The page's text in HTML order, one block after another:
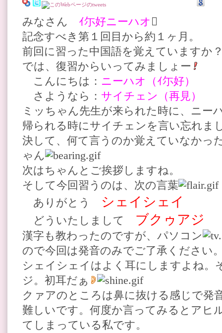
みなさん ｲ尓好ニーハオ 
記念すべき第１回目から約１ヶ月。
前回に習った中国語を覚えていますか
では、復習からいってみましょー
こんにちは： ニーハオ（ｲ尓好）
さようなら： サイチェン（再見）
ミッちゃん先生が来られた時に、ニー
帰られる時にサイチェンを言い忘れま
決して、何て言うのか覚えていなかっ
ゃん
次はちゃんとご挨拶しますね。
そして今回習うのは、次の言葉
ありがとう
シェイシェイ
どういたしまして ブクゥアジ
漢字も教わったのですが、パソコン
ので今回は発音のみでご了承ください
シェイシェイはよく耳にしますよね。
ジ。初耳だぁ
クァアのところは鼻に抜ける感じで発
難しいです。何度か言ってみるとアヒ
てしまっている私です。